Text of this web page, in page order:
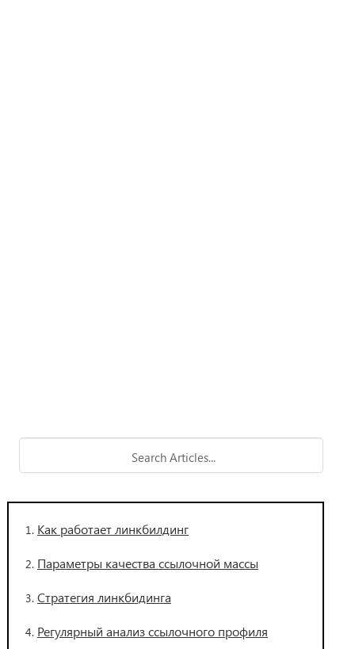
Как работает линкбилдинг
Параметры качества ссылочной массы
Стратегия линкбидинга
Регулярный анализ ссылочного профиля